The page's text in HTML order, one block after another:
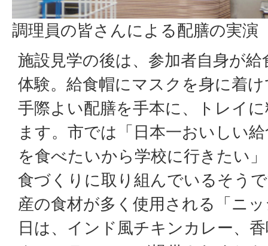
調理員の皆さんによる配膳の実演
施設見学の後は、参加者自身が
体験。給食帽にマスクを身に着
手際よい配膳を手本に、トレイ
ます。市では「日本一おいしい
を食べたいから学校に行きたい
食づくりに取り組んでいるそう
産の食材が多く使用される「ニ
日は、インド風チキンカレー、